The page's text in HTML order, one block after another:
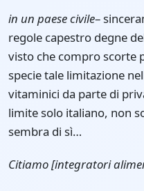
in un paese civile–
regole capestro degne
visto che compro scorte
specie tale limitazione
vitaminici da parte di
limite solo italiano, non
sembra di sì…
Citiamo [integratori